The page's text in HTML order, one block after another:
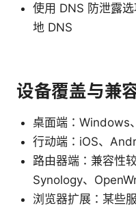
使用 DNS 防泄露
地 DNS
设备覆盖与兼
桌面端：Windows
行动端：iOS、
路由器端：兼容性
Synology、
浏览器扩展：某些